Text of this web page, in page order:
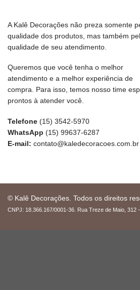
A Kalê Decorações não preza somente
qualidade dos produtos, mas também
qualidade de seu atendimento.
Queremos que você tenha o melhor
atendimento e a melhor experiência de
compra. Para isso, temos nosso time
prontos à atender você.
Telefone (15) 3542-5970
WhatsApp (15) 99637-6287
E-mail: contato@kaledecoracoes.com.br
© Kalê Decorações. Todos os direitos
CNPJ: 18.366.167/0001-36. Rua Treze de Maio, 312